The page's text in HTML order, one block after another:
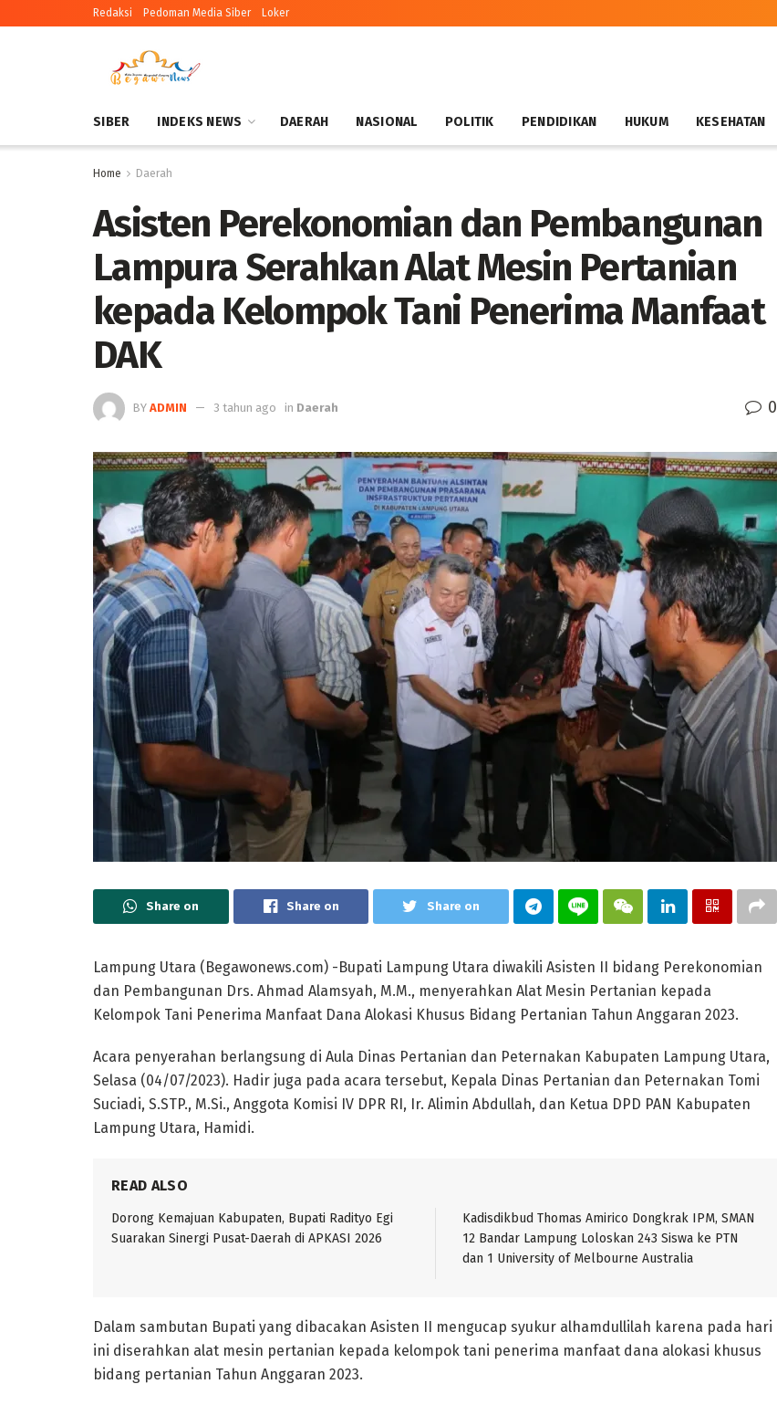
Redaksi Pedoman Media Siber Loker
SIBER INDEKS NEWS DAERAH NASIONAL POLITIK PENDIDIKAN HUKUM KESEHATAN
Home Daerah
Asisten Perekonomian dan Pembangunan
Lampura Serahkan Alat Mesin Pertanian
kepada Kelompok Tani Penerima Manfaat
DAK
BY ADMIN 3 tahun ago in Daerah 0
Share on Share on Share on
Lampung Utara (Begawonews.com) -Bupati Lampung Utara diwakili Asisten II bidang Perekonomian
dan Pembangunan Drs. Ahmad Alamsyah, M.M., menyerahkan Alat Mesin Pertanian kepada
Kelompok Tani Penerima Manfaat Dana Alokasi Khusus Bidang Pertanian Tahun Anggaran 2023.
Acara penyerahan berlangsung di Aula Dinas Pertanian dan Peternakan Kabupaten Lampung Utara,
Selasa (04/07/2023). Hadir juga pada acara tersebut, Kepala Dinas Pertanian dan Peternakan Tomi
Suciadi, S.STP., M.Si., Anggota Komisi IV DPR RI, Ir. Alimin Abdullah, dan Ketua DPD PAN Kabupaten
Lampung Utara, Hamidi.
READ ALSO
Dorong Kemajuan Kabupaten, Bupati Radityo Egi
Suarakan Sinergi Pusat-Daerah di APKASI 2026
Kadisdikbud Thomas Amirico Dongkrak IPM, SMAN
12 Bandar Lampung Loloskan 243 Siswa ke PTN
dan 1 University of Melbourne Australia
Dalam sambutan Bupati yang dibacakan Asisten II mengucap syukur alhamdullilah karena pada hari
ini diserahkan alat mesin pertanian kepada kelompok tani penerima manfaat dana alokasi khusus
bidang pertanian Tahun Anggaran 2023.